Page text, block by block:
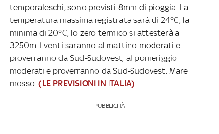
temporaleschi, sono previsti 8mm di pioggia. La
temperatura massima registrata sarà di 24°C, la
minima di 20°C, lo zero termico si attesterà a
3250m. I venti saranno al mattino moderati e
proverranno da Sud-Sudovest, al pomeriggio
moderati e proverranno da Sud-Sudovest. Mare
mosso.(LE PREVISIONI IN ITALIA)
PUBBLICITÀ